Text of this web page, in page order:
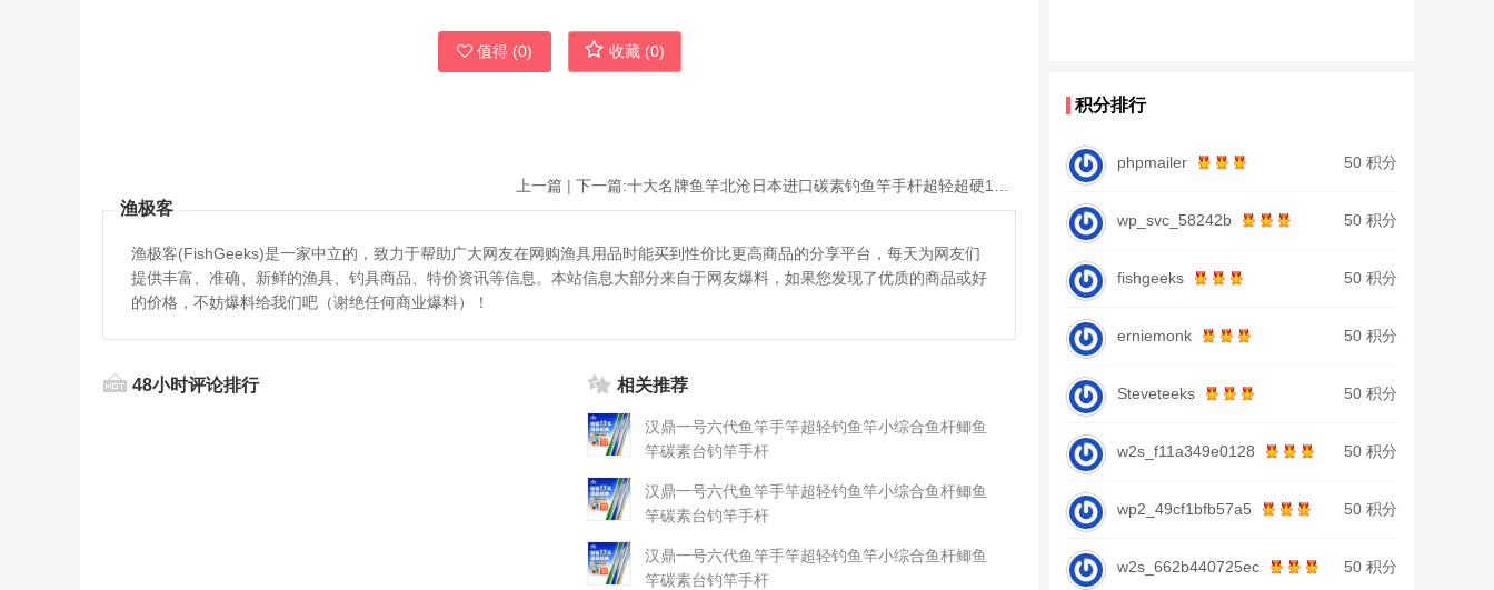
值得 (0) 收藏 (0)
上一篇 | 下一篇:
渔极客
渔极客(FishGeeks)是一家中立的，致力于帮助广大网友在网购渔具用品时能买到性价比更高商品的分享平台，每天为网友们
提供丰富、准确、新鲜的渔具、钓具商品、特价资讯等信息。本站信息大部分来自于网友爆料，如果您发现了优质的商品或好
的价格，不妨爆料给我们吧（谢绝任何商业爆料）！
48小时评论排行 相关推荐
汉鼎一号六代鱼竿手竿超轻钓鱼竿小综合鱼杆鲫鱼
竿碳素台钓竿手杆
汉鼎一号六代鱼竿手竿超轻钓鱼竿小综合鱼杆鲫鱼
竿碳素台钓竿手杆
汉鼎一号六代鱼竿手竿超轻钓鱼竿小综合鱼杆鲫鱼
竿碳素台钓竿手杆
积分排行
phpmailer 50 积分
wp_svc_58242b 50 积分
fishgeeks 50 积分
erniemonk 50 积分
Steveteeks 50 积分
w2s_f11a349e0128 50 积分
wp2_49cf1bfb57a5 50 积分
w2s_662b440725ec 50 积分